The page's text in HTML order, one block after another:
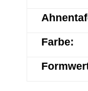
Farbe: